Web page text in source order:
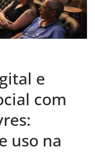
e
com
uso na